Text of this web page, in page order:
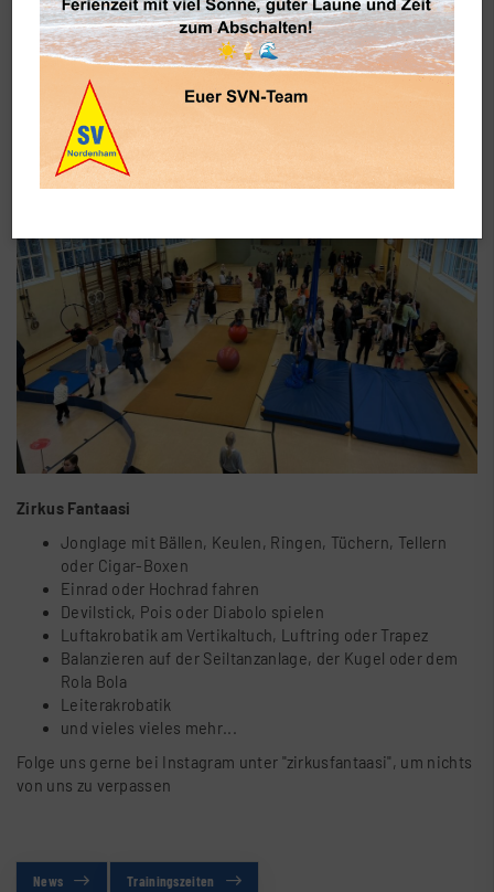
Sport A-Z Weitere Sportarten Zirkus Fantaasi
Zirkus Fantaasi
Jonglage mit Bällen, Keulen, Ringen, Tüchern, Tellern
oder Cigar-Boxen
Einrad oder Hochrad fahren
Devilstick, Pois oder Diabolo spielen
Luftakrobatik am Vertikaltuch, Luftring oder Trapez
Balanzieren auf der Seiltanzanlage, der Kugel oder dem
Rola Bola
Leiterakrobatik
und vieles vieles mehr...
Folge uns gerne bei Instagram unter "zirkusfantaasi", um nichts
von uns zu verpassen
News Trainingszeiten